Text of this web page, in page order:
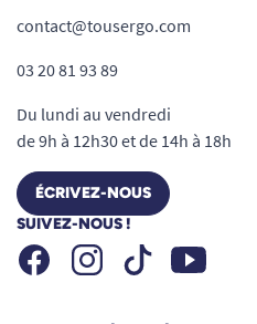
contact@tousergo.com
03 20 81 93 89
Du lundi au vendredi
de 9h à 12h30 et de 14h à 18h
ÉCRIVEZ-NOUS
SUIVEZ-NOUS !
FacebookInstagramTiktok Youtube